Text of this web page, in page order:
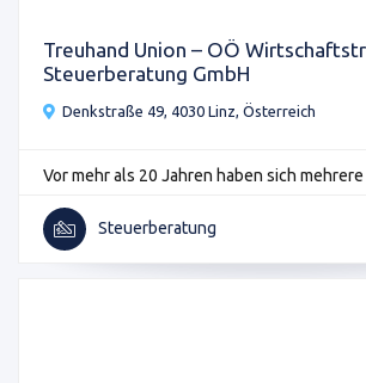
Treuhand Union – OÖ
Steuerberatung GmbH
Denkstraße 49, 4030 Linz, Österreich
Vor mehr als 20 Jahren haben sich mehrere
Steuerberatung